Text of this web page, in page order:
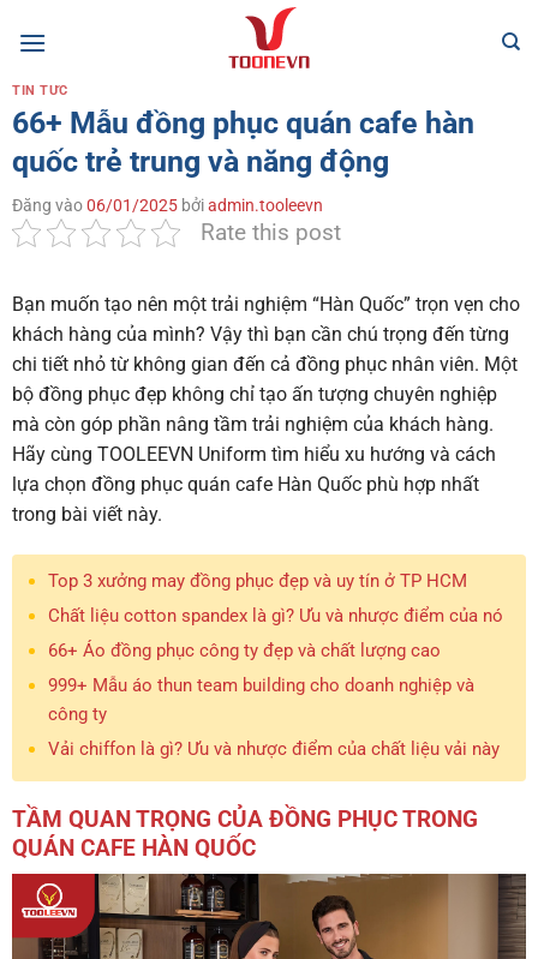
qua
TIN TỨC
66+ Mẫu đồng phục quán cafe hàn
quốc trẻ trung và năng động
Đăng vào06/01/2025 bởiadmin.tooleevn
Rate this post
Bạn muốn tạo nên một trải nghiệm “Hàn Quốc” trọn vẹn cho
khách hàng của mình? Vậy thì bạn cần chú trọng đến từng
chi tiết nhỏ từ không gian đến cả đồng phục nhân viên. Một
bộ đồng phục đẹp không chỉ tạo ấn tượng chuyên nghiệp
mà còn góp phần nâng tầm trải nghiệm của khách hàng.
Hãy cùng TOOLEEVN Uniform tìm hiểu xu hướng và cách
lựa chọn đồng phục quán cafe Hàn Quốc phù hợp nhất
trong bài viết này.
Top 3 xưởng may đồng phục đẹp và uy tín ở TP HCM
Chất liệu cotton spandex là gì? Ưu và nhược điểm của nó
66+ Áo đồng phục công ty đẹp và chất lượng cao
999+ Mẫu áo thun team building cho doanh nghiệp và
công ty
Vải chiffon là gì? Ưu và nhược điểm của chất liệu vải này
TẦM QUAN TRỌNG CỦA ĐỒNG PHỤC TRONG
QUÁN CAFE HÀN QUỐC